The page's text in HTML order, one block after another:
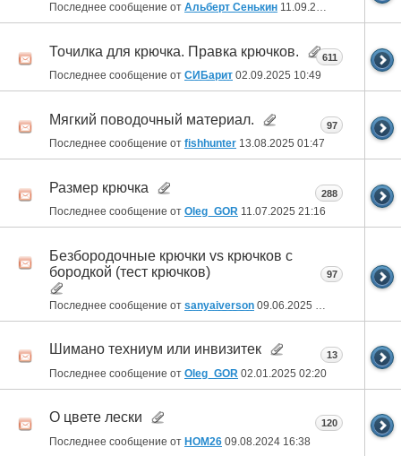
Последнее сообщение от Альберт Сенькин 11.09.2025
Точилка для крючка. Правка крючков.
Последнее сообщение от СИБарит 02.09.2025 10:49
611
Мягкий поводочный материал.
Последнее сообщение от fishhunter 13.08.2025 01:47
97
Размер крючка
Последнее сообщение от Oleg_GOR 11.07.2025 21:16
288
Безбородочные крючки vs крючков с
бородкой (тест крючков)
Последнее сообщение от sanyaiverson 09.06.2025
97
Шимано техниум или инвизитек
Последнее сообщение от Oleg_GOR 02.01.2025 02:20
13
О цвете лески
Последнее сообщение от HOM26 09.08.2024 16:38
120